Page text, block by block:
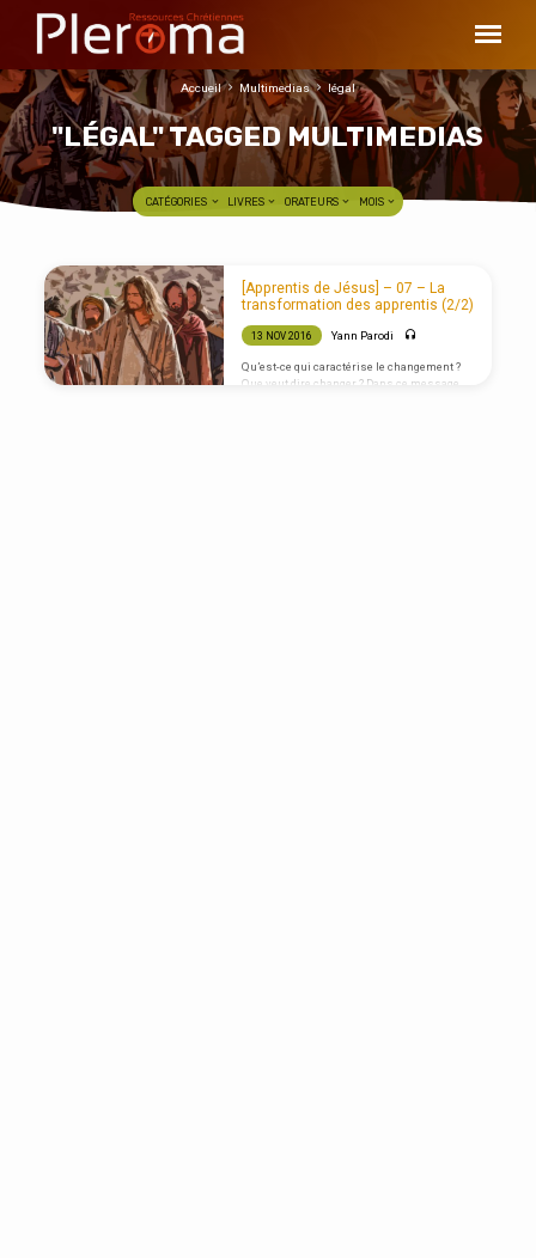
"LÉGAL" TAGGED MULTIMEDIAS
Accueil Multimedias légal
CATÉGORIES LIVRES ORATEURS MOIS
"LÉGAL"
TAGGED
MULTIMEDIAS
[Apprentis de Jésus] – 07 – La
transformation des apprentis (2/2)
13 NOV 2016 Yann Parodi
Qu’est-ce qui caractérise le changement ?
Que veut dire changer ? Dans ce message